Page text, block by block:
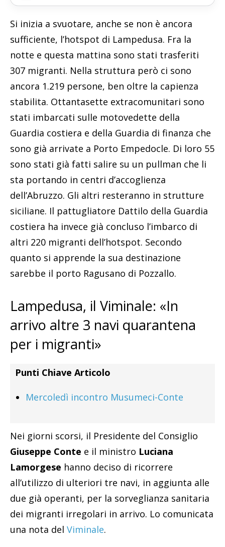
Si inizia a svuotare, anche se non è ancora
sufficiente, l’hotspot di Lampedusa. Fra la
notte e questa mattina sono stati trasferiti
307 migranti. Nella struttura però ci sono
ancora 1.219 persone, ben oltre la capienza
stabilita. Ottantasette extracomunitari sono
stati imbarcati sulle motovedette della
Guardia costiera e della Guardia di finanza che
sono già arrivate a Porto Empedocle. Di loro 55
sono stati già fatti salire su un pullman che li
sta portando in centri d’accoglienza
dell’Abruzzo. Gli altri resteranno in strutture
siciliane. Il pattugliatore Dattilo della Guardia
costiera ha invece già concluso l’imbarco di
altri 220 migranti dell’hotspot. Secondo
quanto si apprende la sua destinazione
sarebbe il porto Ragusano di Pozzallo.
Lampedusa, il Viminale: «In
arrivo altre 3 navi quarantena
per i migranti»
Punti Chiave Articolo
Mercoledì incontro Musumeci-Conte
Nei giorni scorsi, il Presidente del Consiglio
Giuseppe Conte e il ministro Luciana
Lamorgese hanno deciso di ricorrere
all’utilizzo di ulteriori tre navi, in aggiunta alle
due già operanti, per la sorveglianza sanitaria
dei migranti irregolari in arrivo. Lo comunicata
una nota del Viminale.